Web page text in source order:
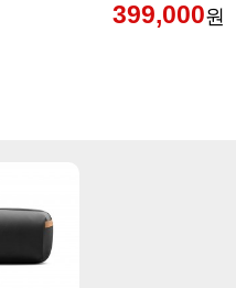
399,000원